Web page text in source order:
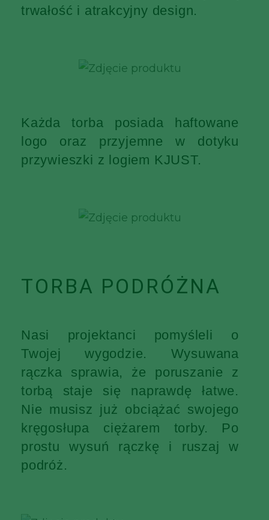
trwałość i atrakcyjny design.
Każda torba posiada haftowane
logo oraz przyjemne w dotyku
przywieszki z logiem KJUST.
TORBA PODRÓŻNA
Nasi projektanci pomyśleli o
Twojej wygodzie. Wysuwana
rączka sprawia, że poruszanie z
torbą staje się naprawdę łatwe.
Nie musisz już obciążać swojego
kręgosłupa ciężarem torby. Po
prostu wysuń rączkę i ruszaj w
podróż.